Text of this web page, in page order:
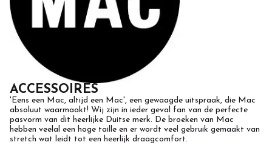
ACCESSOIRES
'Eens een Mac, altijd een Mac', een gewaagde uitspraak, die Mac
absoluut waarmaakt! Wij zijn in ieder geval fan van de perfecte
pasvorm van dit heerlijke Duitse merk. De broeken van Mac
hebben veelal een hoge taille en er wordt veel gebruik gemaakt van
stretch wat leidt tot een heerlijk draagcomfort.